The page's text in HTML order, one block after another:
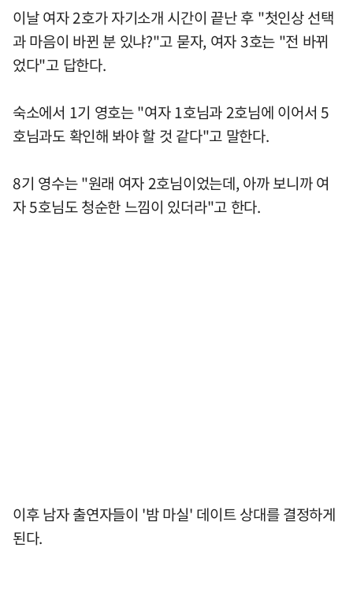
이날 여자 2호가 자기소개 시간이 끝난 후 "첫인상 선택
과 마음이 바뀐 분 있냐?"고 묻자, 여자 3호는 "전 바뀌
었다"고 답한다.
숙소에서 1기 영호는 "여자 1호님과 2호님에 이어서 5
호님과도 확인해 봐야 할 것 같다"고 말한다.
8기 영수는 "원래 여자 2호님이었는데, 아까 보니까 여
자 5호님도 청순한 느낌이 있더라"고 한다.
이후 남자 출연자들이 '밤 마실' 데이트 상대를 결정하게
된다.